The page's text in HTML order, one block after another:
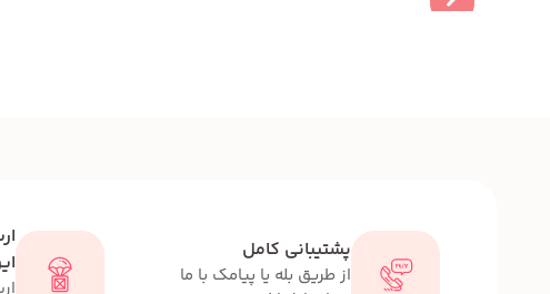
پشتیبانی کامل
از طریق بله یا پیامک با ما